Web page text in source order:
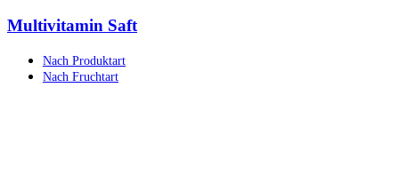
Multivitamin Saft
Nach Produktart
Nach Fruchtart